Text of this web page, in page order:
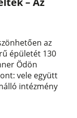
az
épületét 130
Ödön
vele együtt
intézmény